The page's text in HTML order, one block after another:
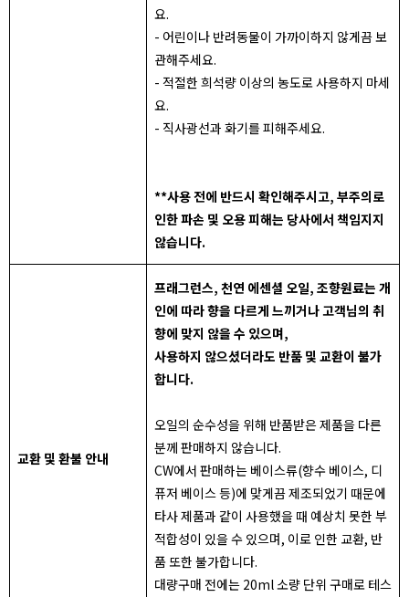
요.
- 어린이나 반려동물이 가까이하지 않게끔 보
관해주세요.
- 적절한 희석량 이상의 농도로 사용하지 마세
요.
- 직사광선과 화기를 피해주세요.
**사용 전에 반드시 확인해주시고, 부주의로
인한 파손 및 오용 피해는 당사에서 책임지지
않습니다.
교환 및 환불 안내
프래그런스, 천연 에센셜 오일, 조향원료는 개
인에 따라 향을 다르게 느끼거나 고객님의 취
향에 맞지 않을 수 있으며,
사용하지 않으셨더라도 반품 및 교환이 불가
합니다.
오일의 순수성을 위해 반품받은 제품을 다른
분께 판매하지 않습니다.
CW에서 판매하는 베이스류(향수 베이스, 디
퓨저 베이스 등)에 맞게끔 제조되었기 때문에
타사 제품과 같이 사용했을 때 예상치 못한 부
적합성이 있을 수 있으며, 이로 인한 교환, 반
품 또한 불가합니다.
대량구매 전에는 20ml 소량 단위 구매로 테스